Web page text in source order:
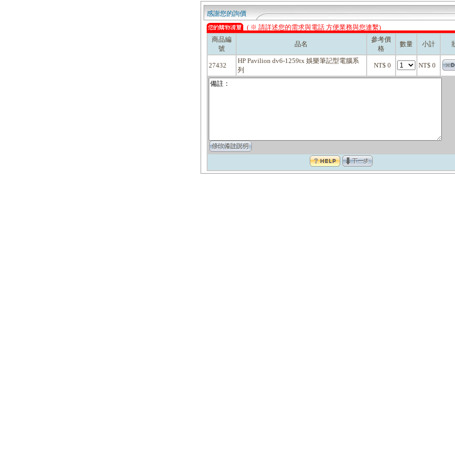
感謝您的詢價
( ※ 請詳述您的需求與電話 方便業務與您連繫)
商品編
號
品名
參考價
格
數量 小計
27432
HP Pavilion dv6-1259tx 娛樂筆記型電腦系
列
NT$ 0 NT$ 0